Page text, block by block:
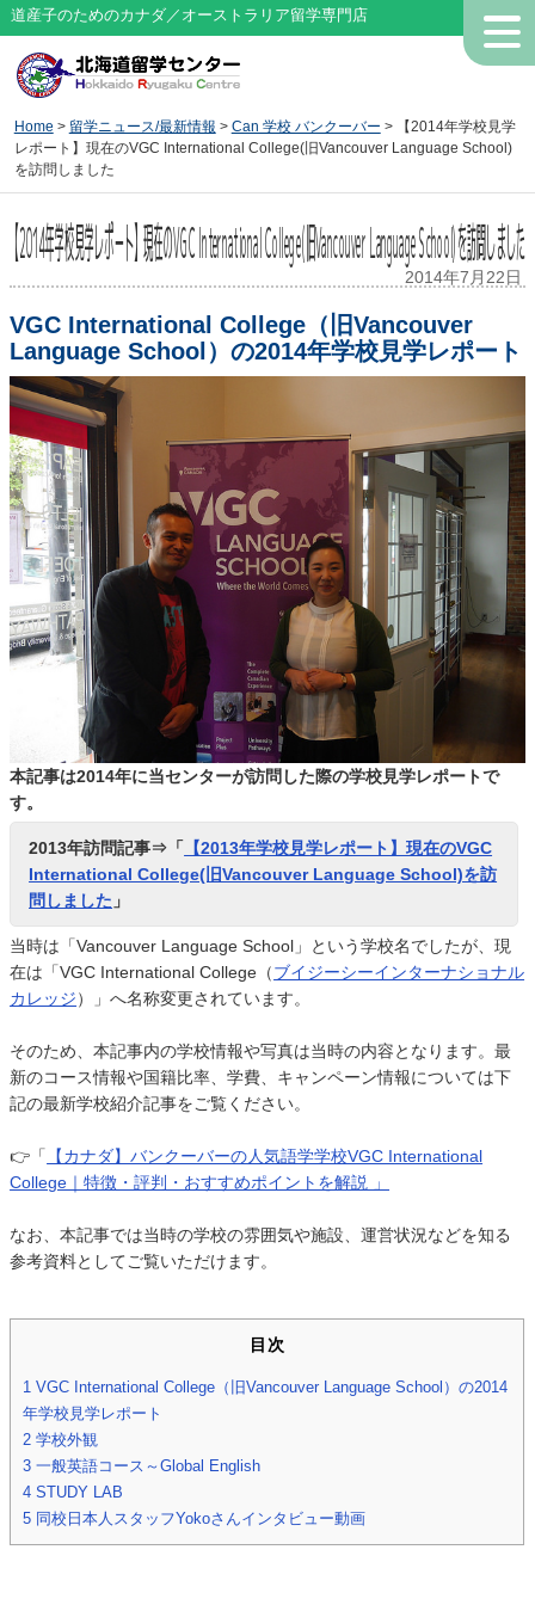
道産子のためのカナダ／オーストラリア留学専門店
Home > 留学ニュース/最新情報 > Can 学校 バンクーバー > 【2014年学校見学
レポート】現在のVGC International College(旧Vancouver Language School)
を訪問しました
【2014年学校見学レポート】現在のVGC International College(旧Vancouver Language School)を訪問しました
2014年7月22日
VGC International College（旧Vancouver
Language School）の2014年学校見学レポート
本記事は2014年に当センターが訪問した際の学校見学レポートで
す。
2013年訪問記事⇒「 【2013年学校見学レポート】現在のVGC
International College(旧Vancouver Language School)を訪
問しました 」
当時は「Vancouver Language School」という学校名でしたが、現
在は「VGC International College（ブイジーシーインターナショナル
カレッジ）」へ名称変更されています。
そのため、本記事内の学校情報や写真は当時の内容となります。最
新のコース情報や国籍比率、学費、キャンペーン情報については下
記の最新学校紹介記事をご覧ください。
👉「
【カナダ】バンクーバーの人気語学学校VGC International
College｜特徴・評判・おすすめポイントを解説 」
なお、本記事では当時の学校の雰囲気や施設、運営状況などを知る
参考資料としてご覧いただけます。
目次
1 VGC International College（旧Vancouver Language School）の2014
年学校見学レポート
2 学校外観
3 一般英語コース～Global English
4 STUDY LAB
5 同校日本人スタッフYokoさんインタビュー動画